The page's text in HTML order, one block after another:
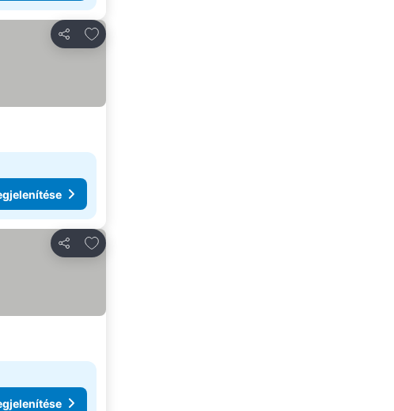
Megosztás
Hozzáadás a kedvencekhez
Megosztás
Hozzáadás a kedvencekhez